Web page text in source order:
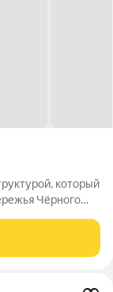
который
Чёрного
-